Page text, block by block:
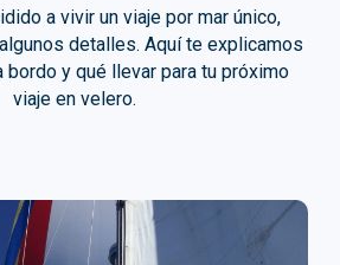
a vivir un viaje por mar único,
detalles. Aquí te explicamos
bordo y qué llevar para tu próximo
viaje en velero.